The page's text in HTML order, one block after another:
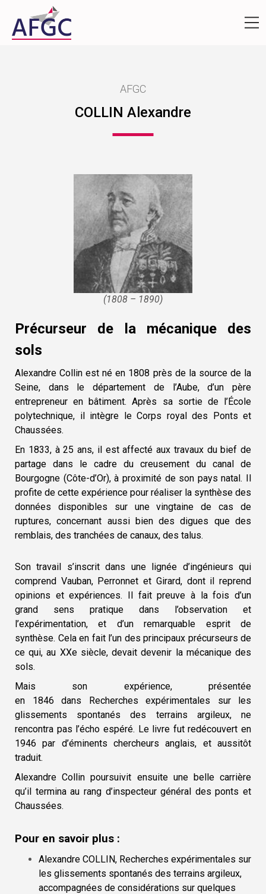
AFGC
COLLIN Alexandre
(1808 – 1890)
Précurseur de la mécanique des
sols
Alexandre Collin est né en 1808 près de la source de la
Seine, dans le département de l’Aube, d’un père
entrepreneur en bâtiment. Après sa sortie de l’École
polytechnique, il intègre le Corps royal des Ponts et
Chaussées.
En 1833, à 25 ans, il est affecté aux travaux du bief de
partage dans le cadre du creusement du canal de
Bourgogne (Côte-d’Or), à proximité de son pays natal. Il
profite de cette expérience pour réaliser la synthèse des
données disponibles sur une vingtaine de cas de
ruptures, concernant aussi bien des digues que des
remblais, des tranchées de canaux, des talus.
Son travail s’inscrit dans une lignée d’ingénieurs qui
comprend Vauban, Perronnet et Girard, dont il reprend
opinions et expériences. Il fait preuve à la fois d’un
grand sens pratique dans l’observation et
l’expérimentation, et d’un remarquable esprit de
synthèse. Cela en fait l’un des principaux précurseurs de
ce qui, au XXe siècle, devait devenir la mécanique des
sols.
Mais son expérience, présentée
en 1846 dans Recherches expérimentales sur les
glissements spontanés des terrains argileux, ne
rencontra pas l’écho espéré. Le livre fut redécouvert en
1946 par d’éminents chercheurs anglais, et aussitôt
traduit.
Alexandre Collin poursuivit ensuite une belle carrière
qu’il termina au rang d’inspecteur général des ponts et
Chaussées.
Pour en savoir plus :
Alexandre COLLIN, Recherches expérimentales sur
les glissements spontanés des terrains argileux,
accompagnées de considérations sur quelques